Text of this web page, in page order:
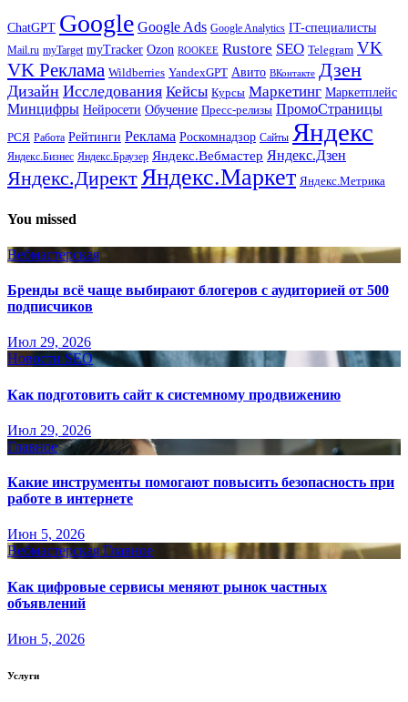
ChatGPT Google Google Ads Google Analytics IT-специалисты
Mail.ru myTarget myTracker Ozon ROOKEE Rustore SEO Telegram VK
VK Реклама Wildberries YandexGPT Авито ВКонтакте Дзен
Дизайн Исследования Кейсы Курсы Маркетинг Маркетплейс
Минцифры Нейросети Обучение Пресс-релизы ПромоСтраницы
РСЯ Работа Рейтинги Реклама Роскомнадзор Сайты Яндекс
Яндекс.Бизнес Яндекс.Браузер Яндекс.Вебмастер Яндекс.Дзен
Яндекс.ДиректЯндекс.Маркет Яндекс.Метрика
You missed
Вебмастерская
Бренды всё чаще выбирают блогеров с аудиторией от 500
подписчиков
Июл 29, 2026
Новости SEO
Как подготовить сайт к системному продвижению
Июл 29, 2026
Главное
Какие инструменты помогают повысить безопасность при
работе в интернете
Июн 5, 2026
Вебмастерская Главное
Как цифровые сервисы меняют рынок частных
объявлений
Июн 5, 2026
Услуги